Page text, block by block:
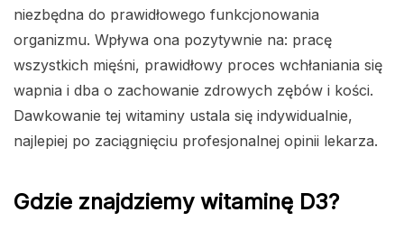
niezbędna do prawidłowego funkcjonowania
organizmu. Wpływa ona pozytywnie na: pracę
wszystkich mięśni, prawidłowy proces wchłaniania się
wapnia i dba o zachowanie zdrowych zębów i kości.
Dawkowanie tej witaminy ustala się indywidualnie,
najlepiej po zaciągnięciu profesjonalnej opinii lekarza.
Gdzie znajdziemy witaminę D3?